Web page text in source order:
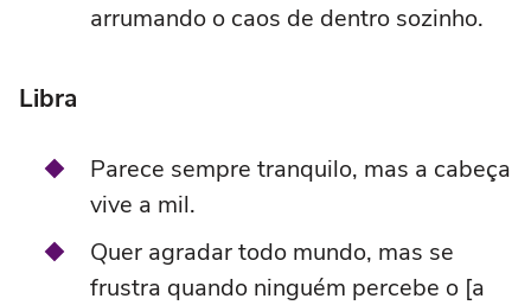
arrumando o caos de dentro sozinho.
Libra
Parece sempre tranquilo, mas a cabeça
vive a mil.
Quer agradar todo mundo, mas se
frustra quando ninguém percebe o [a